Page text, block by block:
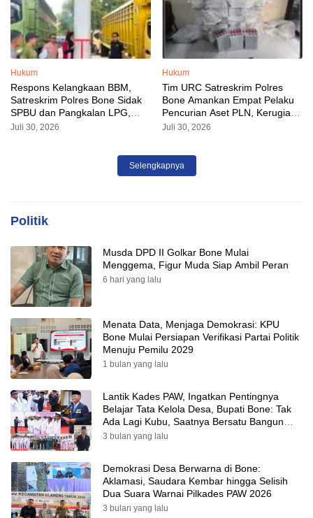
Hukum
Respons Kelangkaan BBM,
Satreskrim Polres Bone Sidak
SPBU dan Pangkalan LPG,
AKP Alvin Aji Imbau Pengelola
Juli 30, 2026
Hukum
Tim URC Satreskrim Polres
Bone Amankan Empat Pelaku
Pencurian Aset PLN, Kerugian
Ditaksir Capai Rp 3 Milyar
Juli 30, 2026
Selengkapnya
Politik
Musda DPD II Golkar Bone Mulai
Menggema, Figur Muda Siap Ambil Peran
6 hari yang lalu
Menata Data, Menjaga Demokrasi: KPU
Bone Mulai Persiapan Verifikasi Partai Politik
Menuju Pemilu 2029
1 bulan yang lalu
Lantik Kades PAW, Ingatkan Pentingnya
Belajar Tata Kelola Desa, Bupati Bone: Tak
Ada Lagi Kubu, Saatnya Bersatu Bangun
Desa
3 bulan yang lalu
Demokrasi Desa Berwarna di Bone:
Aklamasi, Saudara Kembar hingga Selisih
Dua Suara Warnai Pilkades PAW 2026
3 bulan yang lalu